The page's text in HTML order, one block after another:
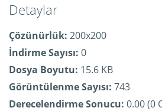
Detaylar
Çözünürlük: 200x200
İndirme Sayısı: 0
Dosya Boyutu: 15.6 KB
Görüntülenme Sayısı: 743
Derecelendirme Sonucu: 0.00 (0